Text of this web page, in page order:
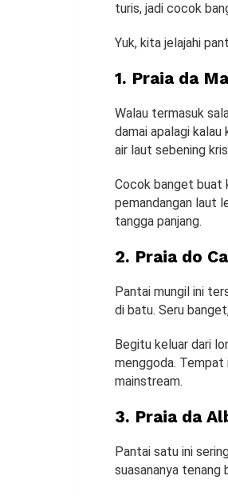
turis, jadi cocok
Yuk, kita jelajahi
1. Praia da
Walau termasuk
damai apalagi kalau
air laut sebening
Cocok banget buat
pemandangan laut
tangga panjang.
2. Praia do
Pantai mungil ini
di batu. Seru
Begitu keluar dari
menggoda. Tempat
mainstream.
3. Praia da
Pantai satu ini
suasananya tenang